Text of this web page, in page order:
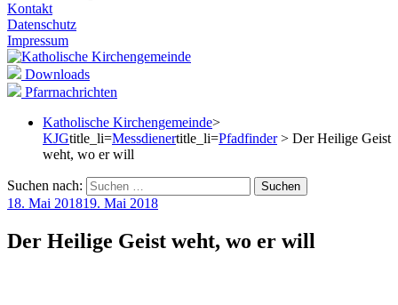
Kontakt
Datenschutz
Impressum
Downloads
Pfarrnachrichten
Katholische Kirchengemeinde>
KJGtitle_li=Messdienertitle_li=Pfadfinder> Der Heilige Geist
weht, wo er will
Suchen nach:
18. Mai 201819. Mai 2018
Der Heilige Geist weht, wo er will